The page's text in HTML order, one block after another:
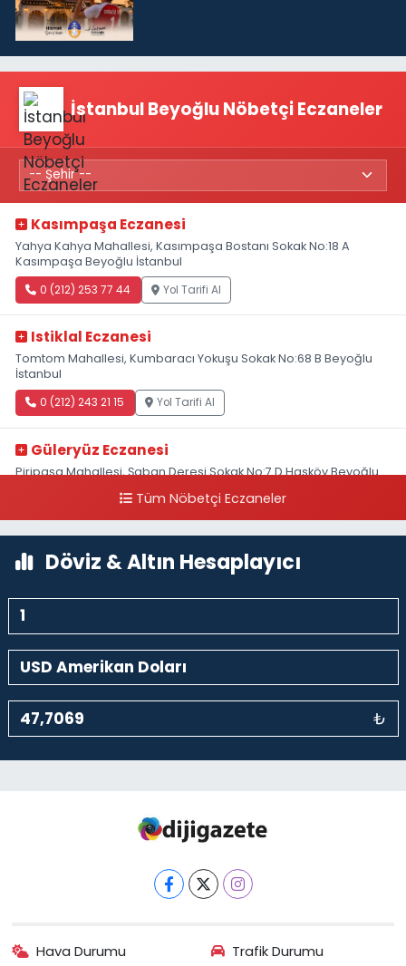
İstanbul Beyoğlu Nöbetçi Eczaneler
Kasımpaşa Eczanesi
Yahya Kahya Mahallesi, Kasımpaşa Bostanı Sokak No:18 A
Kasımpaşa Beyoğlu İstanbul
0 (212) 253 77 44 Yol Tarifi Al
Istiklal Eczanesi
Tomtom Mahallesi, Kumbaracı Yokuşu Sokak No:68 B Beyoğlu
İstanbul
0 (212) 243 21 15 Yol Tarifi Al
Güleryüz Eczanesi
Piripaşa Mahallesi, Şaban Deresi Sokak No:7 D Hasköy Beyoğlu
Tüm Nöbetçi Eczaneler
Döviz & Altın Hesaplayıcı
₺
Hava Durumu Trafik Durumu